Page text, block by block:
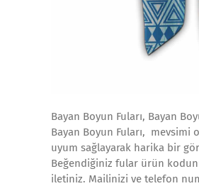
Bayan Boyun Fuları, Bayan
Bayan Boyun Fuları, mevsimi
uyum sağlayarak harika bir
Beğendiğiniz fular ürün
iletiniz. Mailinizi ve telefon